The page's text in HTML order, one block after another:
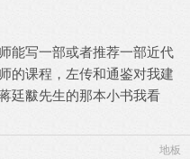
能写一部或者推荐一部近代
课程，左传和通鉴对我建
廷黻先生的那本小书我看
地板